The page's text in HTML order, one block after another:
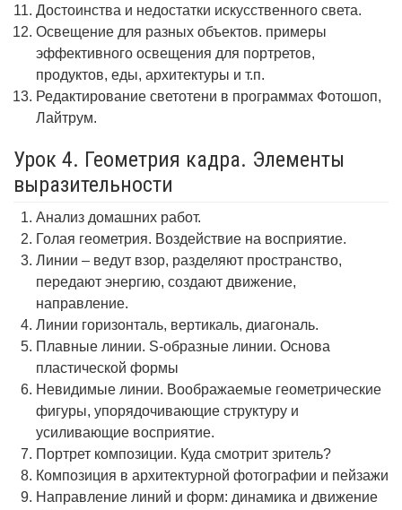
Достоинства и недостатки искусственного света.
Освещение для разных объектов. примеры
эффективного освещения для портретов,
продуктов, еды, архитектуры и т.п.
Редактирование светотени в программах Фотошоп,
Лайтрум.
Урок 4. Геометрия кадра. Элементы
выразительности
Анализ домашних работ.
Голая геометрия. Воздействие на восприятие.
Линии – ведут взор, разделяют пространство,
передают энергию, создают движение,
направление.
Линии горизонталь, вертикаль, диагональ.
Плавные линии. S-образные линии. Основа
пластической формы
Невидимые линии. Воображаемые геометрические
фигуры, упорядочивающие структуру и
усиливающие восприятие.
Портрет композиции. Куда смотрит зритель?
Композиция в архитектурной фотографии и пейзажи
Направление линий и форм: динамика и движение